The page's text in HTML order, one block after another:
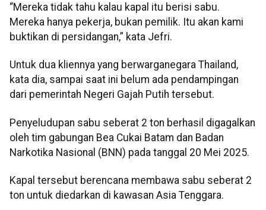
“Mereka tidak tahu kalau kapal itu berisi sabu.
Mereka hanya pekerja, bukan pemilik. Itu akan kami
buktikan di persidangan,” kata Jefri.
Untuk dua kliennya yang berwarganegara Thailand,
kata dia, sampai saat ini belum ada pendampingan
dari pemerintah Negeri Gajah Putih tersebut.
Penyeludupan sabu seberat 2 ton berhasil digagalkan
oleh tim gabungan Bea Cukai Batam dan Badan
Narkotika Nasional (BNN) pada tanggal 20 Mei 2025.
Kapal tersebut berencana membawa sabu seberat 2
ton untuk diedarkan di kawasan Asia Tenggara.